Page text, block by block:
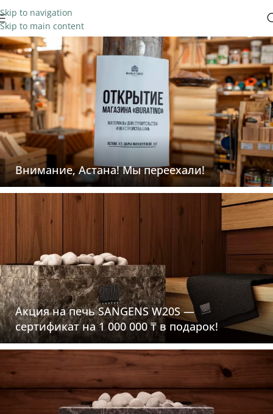
Skip to navigation
Skip to main content
Внимание, Астана! Мы переехали!
Акция на печь SANGENS W20S —
сертификат на 1 000 000 ₸ в подарок!